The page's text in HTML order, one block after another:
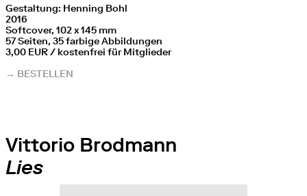
Gestaltung: Henning Bohl
2016
Softcover, 102 x 145 mm
57 Seiten, 35 farbige Abbildungen
3,00 EUR / kostenfrei für Mitglieder
→ BESTELLEN
Vittorio Brodmann
Lies